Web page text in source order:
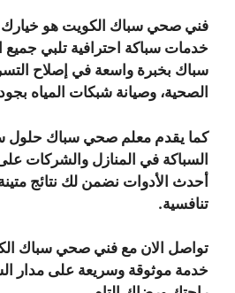
فني صحي سباك الكويت هو خيارك
خدمات سباكة احترافية تلبي جميع
سباك بخبرة واسعة في إصلاح
الصحية، وصيانة شبكات المياه
كما يقدم معلم صحي سباك حلول
السباكة في المنازل والشركات
أحدث الأدوات نضمن لك نتائج
تنافسية.
تواصل الان مع فني صحي سباك
خدمة موثوقة وسريعة على مدار